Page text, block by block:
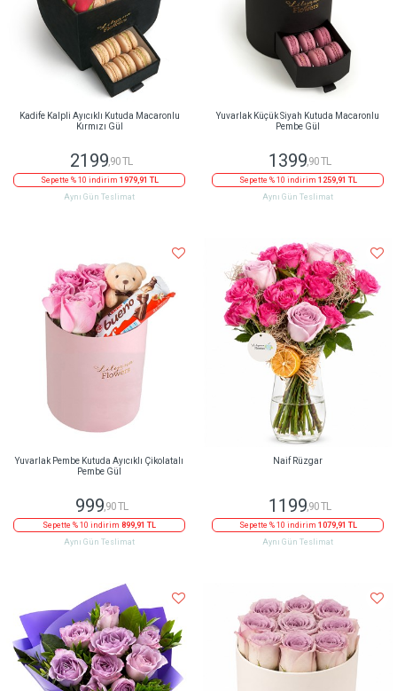
Kadife Kalpli Ayıcıklı Kutuda Macaronlu
Kırmızı Gül
2199,90 TL
Sepette % 10 indirim 1979,91 TL
Aynı Gün Teslimat
Yuvarlak Küçük Siyah Kutuda Macaronlu
Pembe Gül
1399,90 TL
Sepette % 10 indirim 1259,91 TL
Aynı Gün Teslimat
Yuvarlak Pembe Kutuda Ayıcıklı Çikolatalı
Pembe Gül
999,90 TL
Sepette % 10 indirim 899,91 TL
Aynı Gün Teslimat
Naif Rüzgar
1199,90 TL
Sepette % 10 indirim 1079,91 TL
Aynı Gün Teslimat